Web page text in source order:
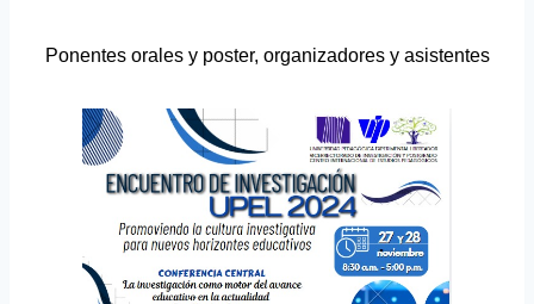
Ponentes orales y poster, organizadores y asistentes